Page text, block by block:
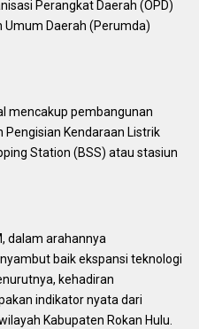
Perangkat Daerah (OPD)
Daerah (Perumda)
mencakup pembangunan
Kendaraan Listrik
Station (BSS) atau stasiun
dalam arahannya
baik ekspansi teknologi
kehadiran
indikator nyata dari
Kabupaten Rokan Hulu.